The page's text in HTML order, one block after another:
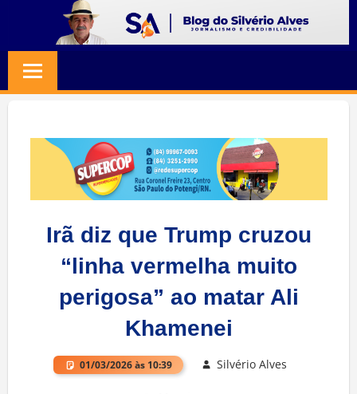
content
SILVERIO
ALVES
Jornalismo
Credibilidade
Irã diz que Trump cruzou
“linha vermelha muito
perigosa” ao matar Ali
Khamenei
01/03/2026 às 10:39 Silvério Alves